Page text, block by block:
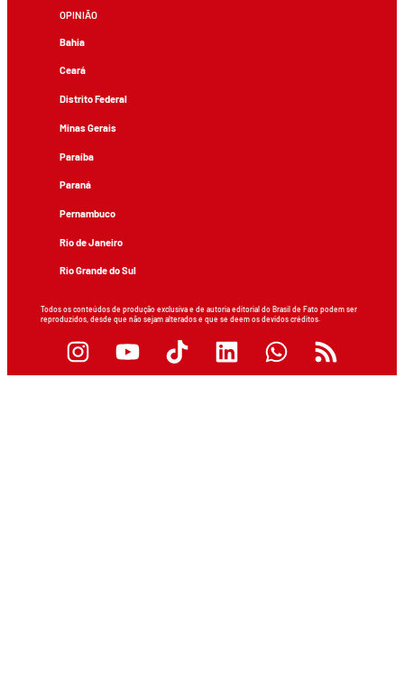
OPINIÃO
Bahia
Ceará
Distrito Federal
Minas Gerais
Paraíba
Paraná
Pernambuco
Rio de Janeiro
Rio Grande do Sul
Todos os conteúdos de produção exclusiva e de autoria editorial do Brasil de Fato podem ser
reproduzidos, desde que não sejam alterados e que se deem os devidos créditos.